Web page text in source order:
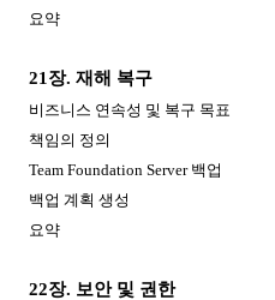
요약
21 장. 재해 복구
비즈니스 연속성 및 복구 목표
책임의 정의
Team Foundation Server 백업
백업 계획 생성
요약
22장. 보안 및 권한